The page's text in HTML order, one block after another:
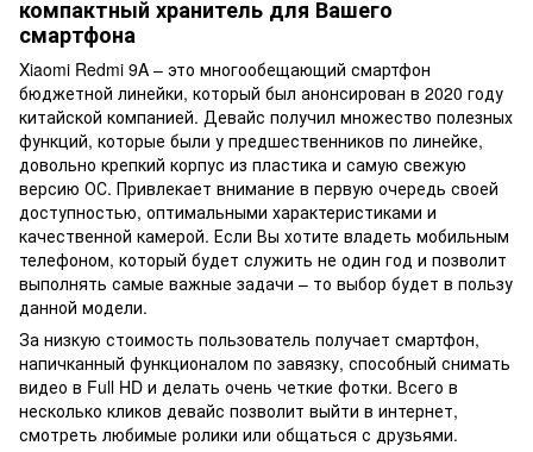
компактный хранитель для Вашего
смартфона
Xiaomi Redmi 9A – это многообещающий смартфон
бюджетной линейки, который был анонсирован в 2020 году
китайской компанией. Девайс получил множество полезных
функций, которые были у предшественников по линейке,
довольно крепкий корпус из пластика и самую свежую
версию ОС. Привлекает внимание в первую очередь своей
доступностью, оптимальными характеристиками и
качественной камерой. Если Вы хотите владеть мобильным
телефоном, который будет служить не один год и позволит
выполнять самые важные задачи – то выбор будет в пользу
данной модели.
За низкую стоимость пользователь получает смартфон,
напичканный функционалом по завязку, способный снимать
видео в Full HD и делать очень четкие фотки. Всего в
несколько кликов девайс позволит выйти в интернет,
смотреть любимые ролики или общаться с друзьями.